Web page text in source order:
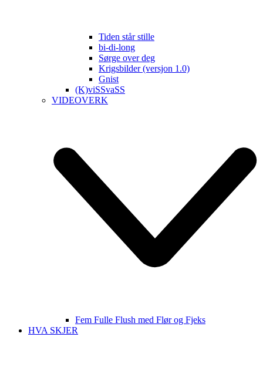
Tiden står stille
bi-di-long
Sørge over deg
Krigsbilder (versjon 1.0)
Gnist
(K)viSSvaSS
VIDEOVERK
Fem Fulle Flush med Flør og Fjeks
HVA SKJER